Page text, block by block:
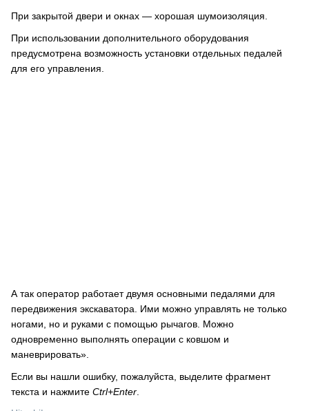
При закрытой двери и окнах — хорошая шумоизоляция.
При использовании дополнительного оборудования
предусмотрена возможность установки отдельных педалей
для его управления.
А так оператор работает двумя основными педалями для
передвижения экскаватора. Ими можно управлять не только
ногами, но и руками с помощью рычагов. Можно
одновременно выполнять операции с ковшом и
маневрировать».
Если вы нашли ошибку, пожалуйста, выделите фрагмент
текста и нажмите Ctrl+Enter